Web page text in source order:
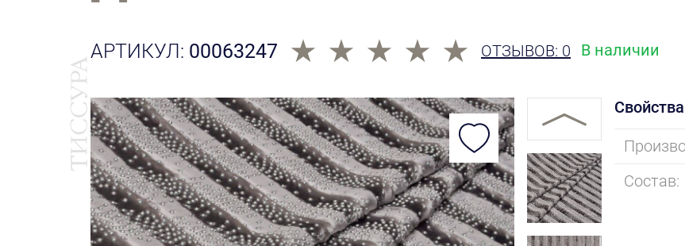
АРТИКУЛ: 00063247 ОТЗЫВОВ: 0 В наличии
Свойства
Состав: